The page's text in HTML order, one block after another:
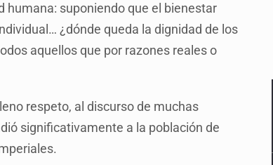
humana: suponiendo que el bienestar
¿dónde queda la dignidad de los
aquellos que por razones reales o
respeto, al discurso de muchas
significativamente a la población de